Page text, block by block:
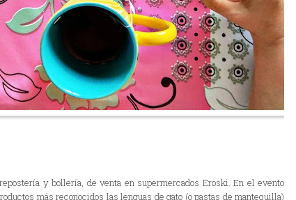
y bollería, de venta en supermercados Eroski. En el evento
más reconocidos las lenguas de gato (o pastas de mantequilla)